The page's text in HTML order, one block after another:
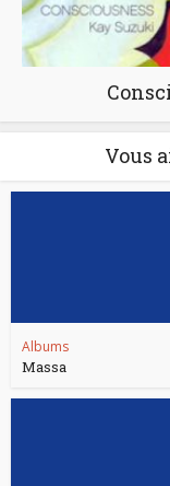
Vous
Albums
Massa